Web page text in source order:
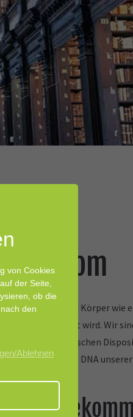
in und an seinem Körper wie
auch bezeichnet wird. Wir
unserer genetischen
dass wir die DNA
von Cookies
der Seite,
ob die
den
Ablehnen